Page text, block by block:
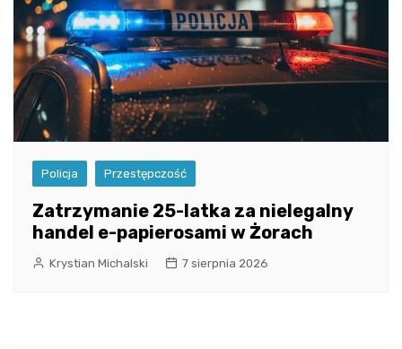
Policja Przestępczość
Zatrzymanie 25-latka za nielegalny
handel e-papierosami w Żorach
Krystian Michalski 7 sierpnia 2026